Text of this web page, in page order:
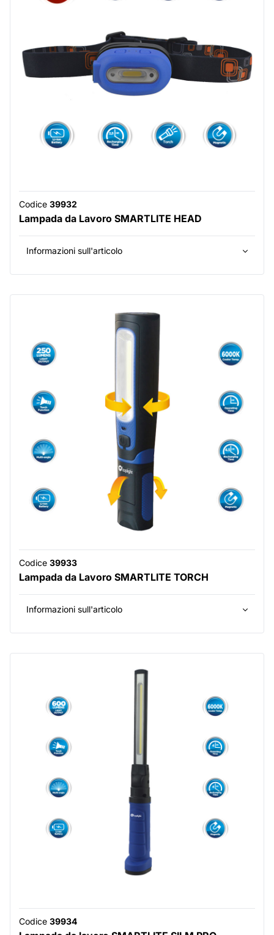
Codice 39932
Lampada da Lavoro SMARTLITE HEAD
Informazioni sull'articolo
Codice 39933
Lampada da Lavoro SMARTLITE TORCH
Informazioni sull'articolo
Codice 39934